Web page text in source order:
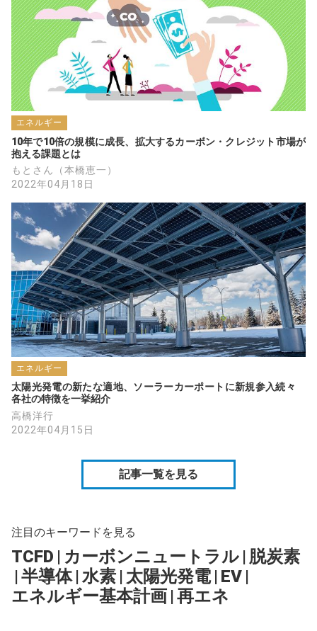
エネルギー
10年で10倍の規模に成長、拡大するカーボン・クレジット市場が
抱える課題とは
もとさん（本橋恵一）
2022年04月18日
エネルギー
太陽光発電の新たな適地、ソーラーカーポートに新規参入続々
各社の特徴を一挙紹介
高橋洋行
2022年04月15日
記事一覧を見る
注目のキーワードを見る
TCFD | カーボンニュートラル | 脱炭素
|半導体 |水素 | 太陽光発電 | EV |
エネルギー基本計画 |再エネ